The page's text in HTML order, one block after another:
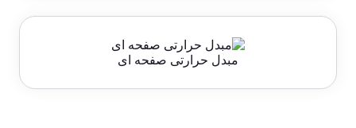
مبدل حرارتی صفحه ای